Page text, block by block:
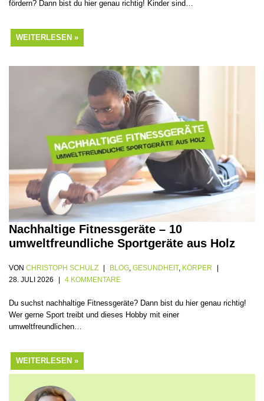
fördern? Dann bist du hier genau richtig! Kinder sind…
WEITERLESEN »
Nachhaltige Fitnessgeräte – 10
umweltfreundliche Sportgeräte aus Holz
VON CHRISTOPH SCHULZ BLOG GESUNDHEIT, KÖRPER
28. JULI 2026
4 KOMMENTARE
Du suchst nachhaltige Fitnessgeräte? Dann bist du hier genau richtig!
Wer gerne Sport treibt und dieses Hobby mit einer
umweltfreundlichen…
WEITERLESEN »